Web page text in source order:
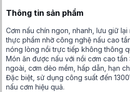
Thông tin sản phẩm
Cơm nấu chín ngon, nhanh, lưu giữ
thực phẩm nhờ công nghệ nấu cao
nóng lòng nồi trực tiếp không thông
Món ăn được nấu với nồi cơm cao
ngoài, cơm dẻo mềm, hấp dẫn, hạn
Đặc biệt, sử dụng công suất đến
nấu cơm hiệu quả.